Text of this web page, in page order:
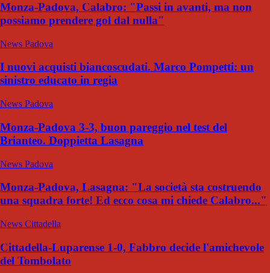
Monza-Padova, Calabro: "Passi in avanti, ma non
possiamo prendere gol dal nulla"
News Padova
I nuovi acquisti biancoscudati. Marco Pompetti: un
sinistro educato in regia
News Padova
Monza-Padova 3-3, buon pareggio nel test del
Brianteo. Doppietta Lasagna
News Padova
Monza-Padova, Lasagna: "La società sta costruendo
una squadra forte! Ed ecco cosa mi chiede Calabro..."
News Cittadella
Cittadella-Luparense 1-0, Fabbro decide l'amichevole
del Tombolato